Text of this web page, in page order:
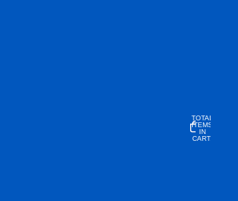
TOTAL
ITEMS
IN
CART: